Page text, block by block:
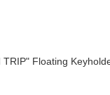
TRIP" Floating